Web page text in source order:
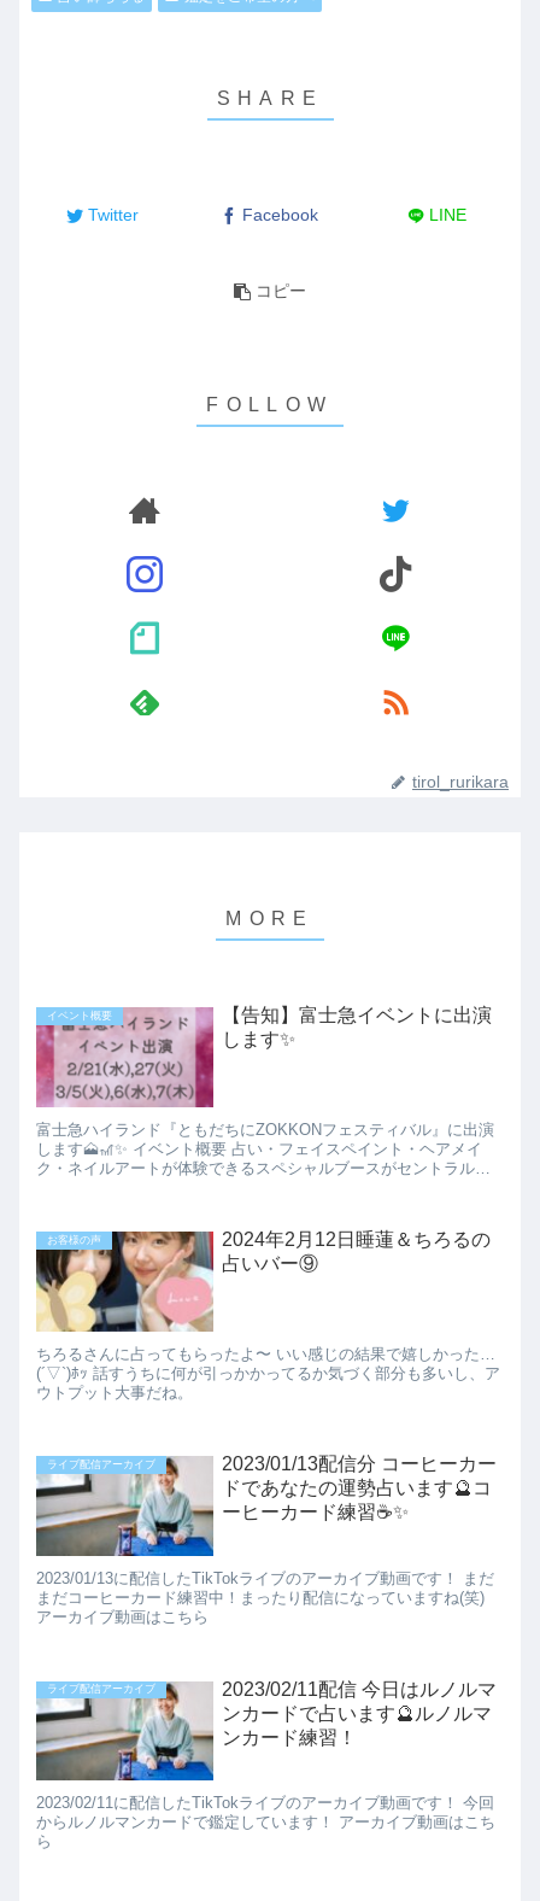
Twitter Facebook LINE
コピー
tirol_rurikara
イベント概要
【告知】富士急イベントに出演
します✨
富士急ハイランド『ともだちにZOKKONフェスティバル』に出演
します🗻🎢✨ イベント概要 占い・フェイスペイント・ヘアメイ
ク・ネイルアートが体験できるスペシャルブースがセントラルパ
お客様の声
2024年2月12日睡蓮＆ちろるの
占いバー⑨
ちろるさんに占ってもらったよ〜 いい感じの結果で嬉しかった…
(´▽`)ﾎｯ 話すうちに何が引っかかってるか気づく部分も多いし、ア
ウトプット大事だね。
ライブ配信アーカイブ
2023/01/13配信分 コーヒーカー
ドであなたの運勢占います🔮コ
ーヒーカード練習☕✨️
2023/01/13に配信したTikTokライブのアーカイブ動画です！ まだ
まだコーヒーカード練習中！まったり配信になっていますね(笑)
アーカイブ動画はこちら
ライブ配信アーカイブ
2023/02/11配信 今日はルノルマ
ンカードで占います🔮ルノルマ
ンカード練習！
2023/02/11に配信したTikTokライブのアーカイブ動画です！ 今回
からルノルマンカードで鑑定しています！ アーカイブ動画はこち
ら